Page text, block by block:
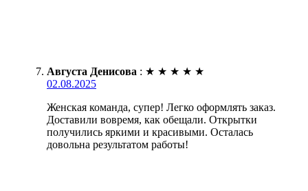
Августа Денисова : ★ ★ ★ ★ ★
02.08.2025
Женская команда, супер! Легко оформлять заказ.
Доставили вовремя, как обещали. Открытки
получились яркими и красивыми. Осталась
довольна результатом работы!